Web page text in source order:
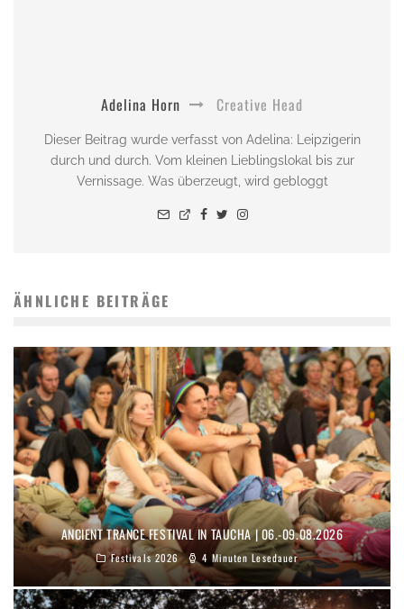
Adelina Horn Creative Head
Dieser Beitrag wurde verfasst von Adelina: Leipzigerin
durch und durch. Vom kleinen Lieblingslokal bis zur
Vernissage. Was überzeugt, wird gebloggt
ÄHNLICHE BEITRÄGE
ANCIENT TRANCE FESTIVAL IN TAUCHA | 06.-09.08.2026
Festivals 2026 4 Minuten Lesedauer